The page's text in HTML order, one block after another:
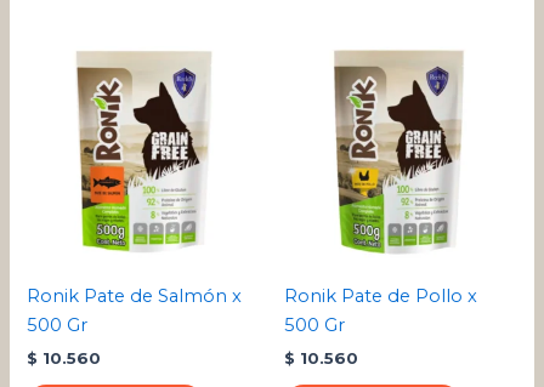
Ronik Pate de Salmón x
500 Gr
$ 10.560
Ronik Pate de Pollo x
500 Gr
$ 10.560